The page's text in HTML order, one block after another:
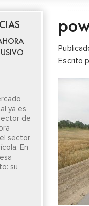
NEUMÁTICOS
BATERÍAS
Escrito
ya es
de
sector
En
su